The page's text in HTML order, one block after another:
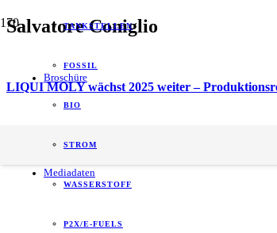
Broschüre
Mediadaten
TANKSTELLEN
FOSSIL
BIO
STROM
WASSERSTOFF
P2X/E-FUELS
Salvatore Coniglio
LIQUI MOLY wächst 2025 weiter –